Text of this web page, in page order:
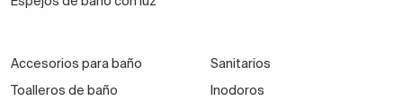
Accesorios para baño
Toalleros de baño
Sanitarios
Inodoros